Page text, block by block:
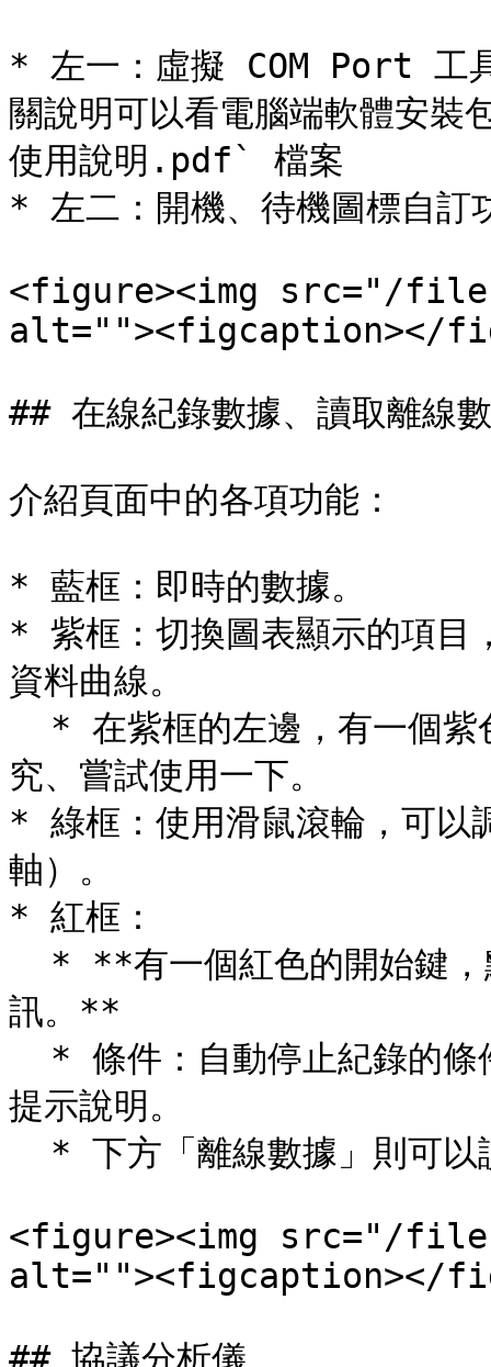
* 左一：虛擬 COM Port 工
關說明可以看電腦端軟體安
使用說明.pdf` 檔案
* 左二：開機、待機圖標自訂
<figure><img src="/
alt=""><figcaption></
## 在線紀錄數據、讀取離線
介紹頁面中的各項功能：
* 藍框：即時的數據。
* 紫框：切換圖表顯示的項目
資料曲線。
究、嘗試使用一下。
* 綠框：使用滑鼠滾輪，可以
軸）。
* 紅框：
訊。**
提示說明。
<figure><img src="/files/
alt=""><figcaption></
## 協議分析儀